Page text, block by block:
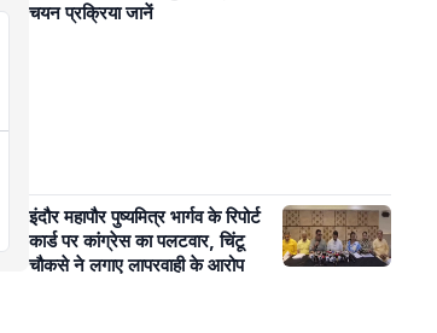
चयन प्रक्रिया जानें
इंदौर महापौर पुष्यमित्र भार्गव के रिपोर्ट
कार्ड पर कांग्रेस का पलटवार, चिंटू
चौकसे ने लगाए लापरवाही के आरोप